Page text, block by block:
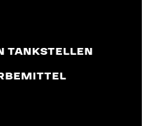
TANKSTELLEN